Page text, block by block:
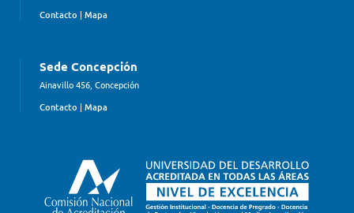
Contacto | Mapa
Sede Concepción
Ainavillo 456, Concepción
Contacto | Mapa